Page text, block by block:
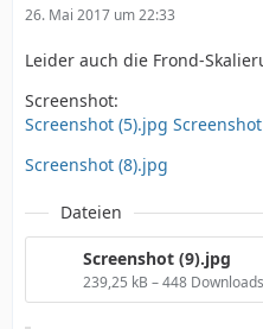
26. Mai 2017 um 22:33
Leider auch die Frond-
Screenshot:
Screenshot (5).jpg
Screenshot (8).jpg
Dateien
Screenshot (9).jpg
239,25 kB – 448 Downloads